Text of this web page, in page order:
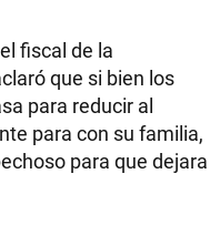
fiscal de la
que si bien los
para reducir al
para con su familia,
para que dejara